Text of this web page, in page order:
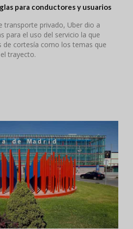
para conductores y usuarios
transporte privado, Uber dio a
para el uso del servicio la que
de cortesía como los temas que
trayecto.